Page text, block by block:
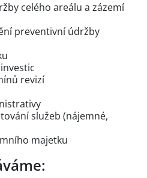
celého areálu a zázemí
preventivní údržby
revizí
služeb (nájemné,
majetku